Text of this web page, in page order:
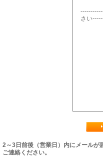
2～3日前後（営業日）内にメールが
ご連絡ください。